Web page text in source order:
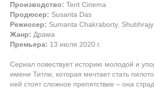
Производство: Tent Cinema
Продюсер: Susanta Das
Режиссер: Sumanta Chakraborty,
Жанр: Драма
Премьера: 13 июля 2020 г.
Сериал повествует историю молодой и
имени Титли, которая мечтает стать
ней стоят сложное препятствие – она